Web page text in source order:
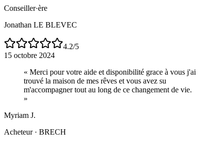
Conseiller·ère
Jonathan LE BLEVEC
4.2/5
15 octobre 2024
« Merci pour votre aide et disponibilité grace à vous j'ai
trouvé la maison de mes rêves et vous avez su
m'accompagner tout au long de ce changement de vie.
»
Myriam J.
Acheteur· BRECH